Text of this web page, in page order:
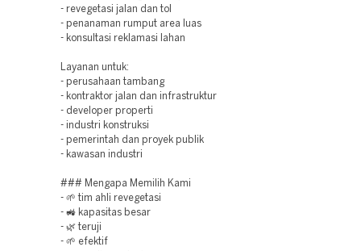
- revegetasi jalan dan tol
- penanaman rumput area luas
- konsultasi reklamasi lahan
Layanan untuk:
- perusahaan tambang
- kontraktor jalan dan infrastruktur
- developer properti
- industri konstruksi
- pemerintah dan proyek publik
- kawasan industri
### Mengapa Memilih Kami
- 🌱 tim ahli revegetasi
- 🚜 kapasitas besar
- 🌿 teruji
- 🌱 efektif